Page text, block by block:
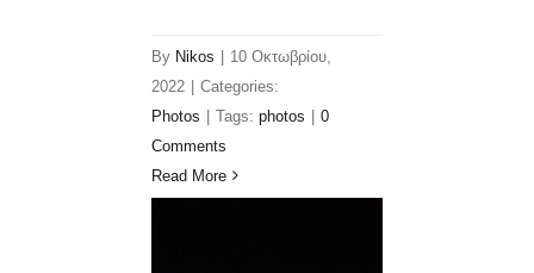
By Nikos | 10 Οκτωβρίου,
2022 | Categories:
Photos | Tags: photos | 0
Comments
Read More